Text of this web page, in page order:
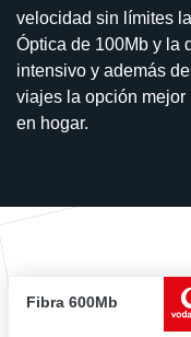
velocidad sin límites
Óptica de 100Mb y la
intensivo y además
viajes la opción
en hogar.
Fibra 600Mb